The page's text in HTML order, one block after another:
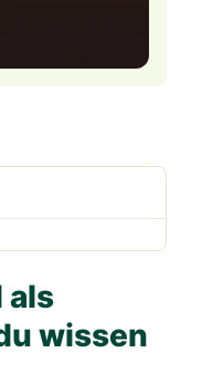
als
wissen